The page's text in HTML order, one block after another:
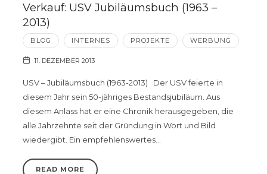
Verkauf: USV Jubiläumsbuch (1963 –
2013)
BLOG INTERNES PROJEKTE WERBUNG
11. DEZEMBER 2013
USV – Jubiläumsbuch (1963-2013) Der USV feierte in
diesem Jahr sein 50-jähriges Bestandsjubiläum. Aus
diesem Anlass hat er eine Chronik herausgegeben, die
alle Jahrzehnte seit der Gründung in Wort und Bild
wiedergibt. Ein empfehlenswertes…
READ MORE